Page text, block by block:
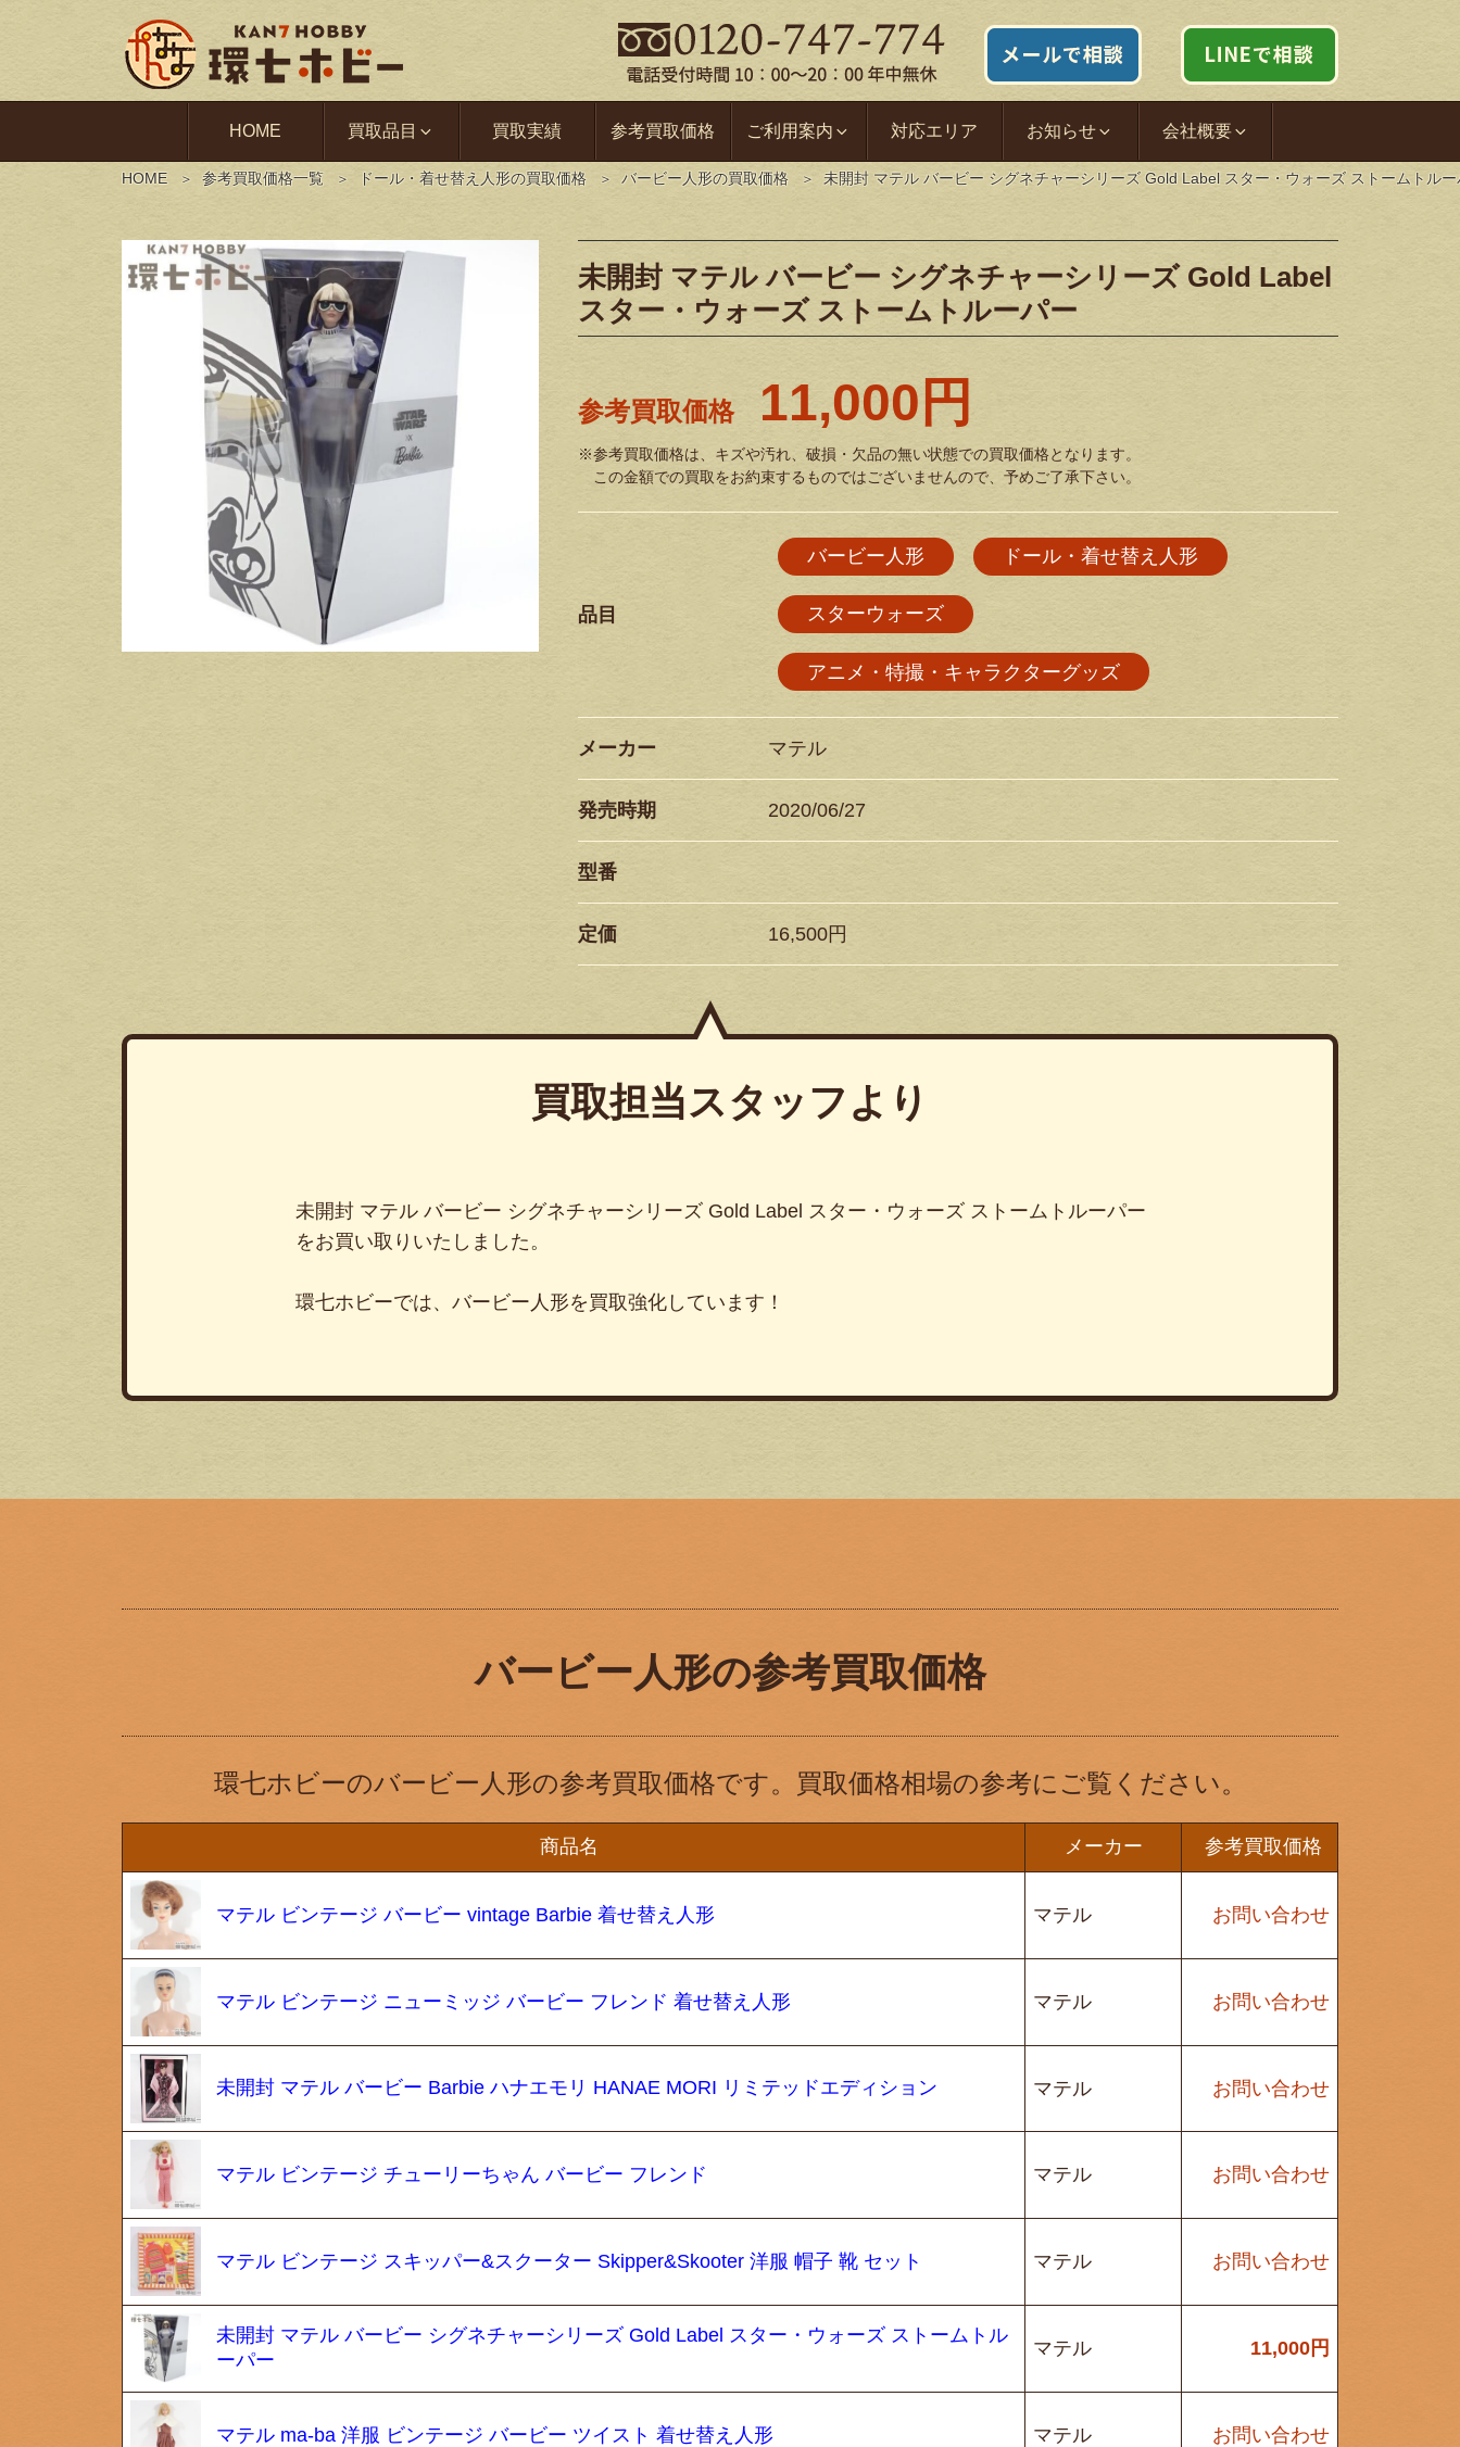
HOME 買取品目 買取実績 参考買取価格 ご利用案内 対応エリア お知らせ 会社概要
HOME 参考買取価格一覧 ドール・着せ替え人形の買取価格 バービー人形の買取価格 未開封 マテル バービー シグネチャーシリーズ Gold Label スター・ウォーズ ストームトルー
未開封 マテル バービー シグネチャーシリーズ Gold Label
スター・ウォーズ ストームトルーパー
参考買取価格 11,000円
※参考買取価格は、キズや汚れ、破損・欠品の無い状態での買取価格となります。
この金額での買取をお約束するものではございませんので、予めご了承下さい。
品目
バービー人形 ドール・着せ替え人形
スターウォーズ
アニメ・特撮・キャラクターグッズ
メーカー マテル
発売時期 2020/06/27
型番
定価 16,500円
買取担当スタッフより
未開封 マテル バービー シグネチャーシリーズ Gold Label スター・ウォーズ ストームトルーパー
をお買い取りいたしました。
環七ホビーでは、バービー人形を買取強化しています！
バービー人形の参考買取価格
環七ホビーのバービー人形の参考買取価格です。買取価格相場の参考にご覧ください。
商品名 メーカー 参考買取価格
マテル ビンテージ バービー vintage Barbie 着せ替え人形 マテル お問い合わせ
マテル ビンテージ ニューミッジ バービー フレンド 着せ替え人形 マテル お問い合わせ
未開封 マテル バービー Barbie ハナエモリ HANAE MORI リミテッドエディション マテル お問い合わせ
マテル ビンテージ チューリーちゃん バービー フレンド マテル お問い合わせ
マテル ビンテージ スキッパー&スクーター Skipper&Skooter 洋服 帽子 靴 セット マテル お問い合わせ
未開封 マテル バービー シグネチャーシリーズ Gold Label スター・ウォーズ ストームトル
ーパー
マテル 11,000円
マテル ma-ba 洋服 ビンテージ バービー ツイスト 着せ替え人形 マテル お問い合わせ